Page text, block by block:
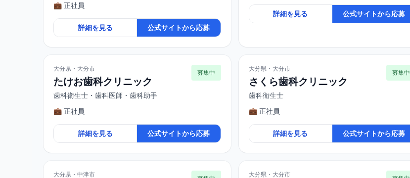
💼 正社員
詳細を見る 公式サイトから応募
詳細を見る 公式サイトから応募
大分県・大分市
たけお歯科クリニック
歯科衛生士・歯科医師・歯科助手
募集中
💼 正社員
詳細を見る 公式サイトから応募
大分県・大分市
さくら歯科クリニック
歯科衛生士
募集中
💼 正社員
詳細を見る 公式サイトから応募
大分県・中津市 大分県・大分市